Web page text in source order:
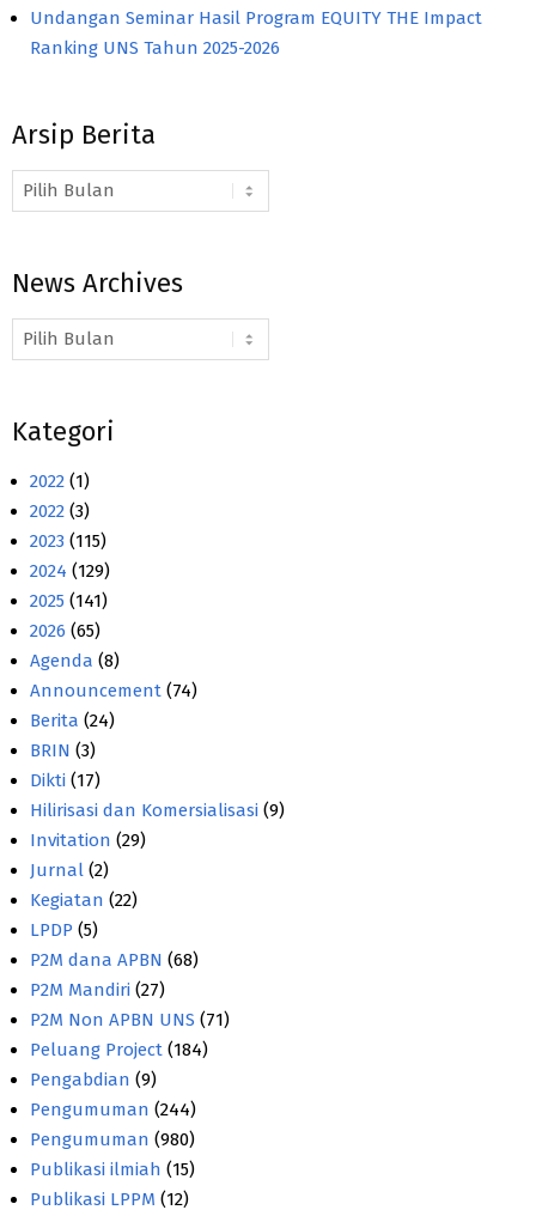
Undangan Seminar Hasil Program EQUITY THE Impact
Ranking UNS Tahun 2025-2026
Arsip Berita
Arsip
Berita
News Archives
News
Archives
Kategori
2022 (1)
2022 (3)
2023 (115)
2024 (129)
2025 (141)
2026 (65)
Agenda (8)
Announcement (74)
Berita (24)
BRIN (3)
Dikti (17)
Hilirisasi dan Komersialisasi (9)
Invitation (29)
Jurnal (2)
Kegiatan (22)
LPDP (5)
P2M dana APBN (68)
P2M Mandiri (27)
P2M Non APBN UNS (71)
Peluang Project (184)
Pengabdian (9)
Pengumuman (244)
Pengumuman (980)
Publikasi ilmiah (15)
Publikasi LPPM (12)